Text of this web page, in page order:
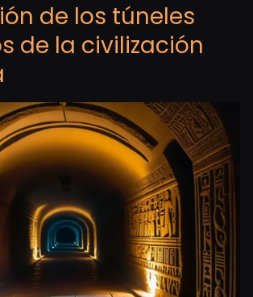
de los túneles
de la civilización